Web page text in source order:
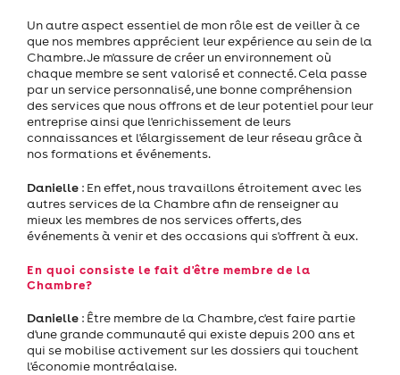
Un autre aspect essentiel de mon rôle est de veiller à ce
que nos membres apprécient leur expérience au sein de la
Chambre. Je m'assure de créer un environnement où
chaque membre se sent valorisé et connecté. Cela passe
par un service personnalisé, une bonne compréhension
des services que nous offrons et de leur potentiel pour leur
entreprise ainsi que l'enrichissement de leurs
connaissances et l'élargissement de leur réseau grâce à
nos formations et événements.
Danielle : En effet, nous travaillons étroitement avec les
autres services de la Chambre afin de renseigner au
mieux les membres de nos services offerts, des
événements à venir et des occasions qui s'offrent à eux.
En quoi consiste le fait d'être membre de la
Chambre?
Danielle : Être membre de la Chambre, c'est faire partie
d'une grande communauté qui existe depuis 200 ans et
qui se mobilise activement sur les dossiers qui touchent
l'économie montréalaise.